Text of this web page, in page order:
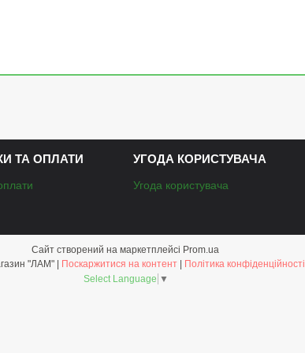
ТА ОПЛАТИ УГОДА КОРИСТУВАЧА
Угода користувача
Сайт створений на маркетплейсі Prom.ua
Поскаржитися на контент
Політика конфіденційності
Select Language ▼